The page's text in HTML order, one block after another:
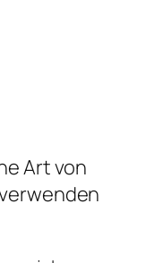
Art von